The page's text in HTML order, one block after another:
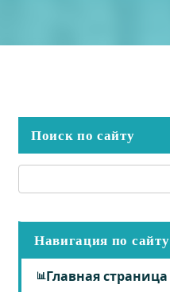
Поиск по сайту
Навигация по сайту
Главная страница